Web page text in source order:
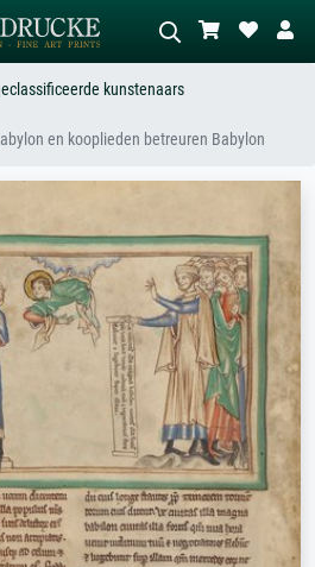
AI-beeldzoeker
een boom.
kunstenaars
en kooplieden betreuren Babylon